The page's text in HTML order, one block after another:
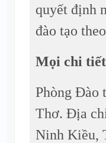
quyết định
đào tạo
Mọi chi
Phòng Đào
Thơ. Địa
Ninh Kiều,